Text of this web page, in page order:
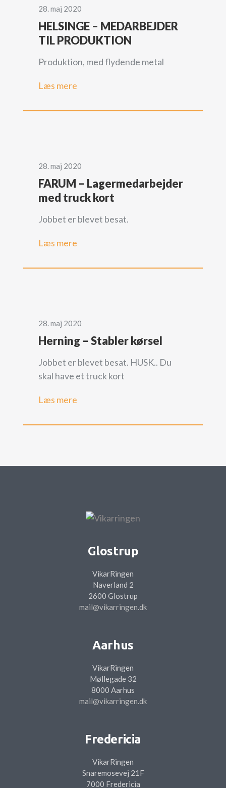
28. maj 2020
HELSINGE – MEDARBEJDER
TIL PRODUKTION
Produktion, med flydende metal
Læs mere
28. maj 2020
FARUM – Lagermedarbejder
med truck kort
Jobbet er blevet besat.
Læs mere
28. maj 2020
Herning – Stabler kørsel
Jobbet er blevet besat. HUSK.. Du
skal have et truck kort
Læs mere
Glostrup
VikarRingen
Naverland 2
2600 Glostrup
mail@vikarringen.dk
Aarhus
VikarRingen
Møllegade 32
8000 Aarhus
mail@vikarringen.dk
Fredericia
VikarRingen
Snaremosevej 21F
7000 Fredericia